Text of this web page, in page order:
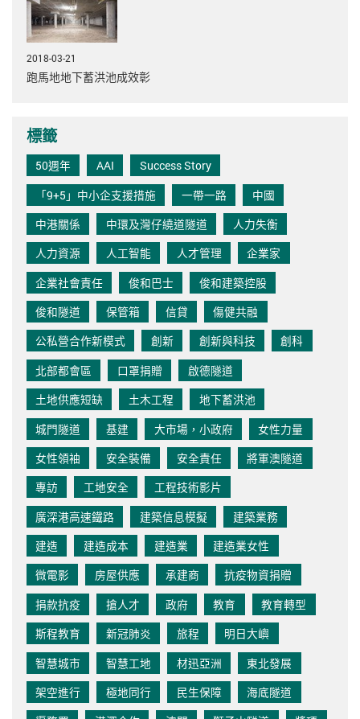
2018-03-21
跑馬地地下蓄洪池成效彰
標籤
50週年 AAI
Success Story
「9+5」中小企支援措施
一帶一路
中國
中港關係
中環及灣仔繞道隧道
人力失衡
人力資源
人工智能 人才管理
企業家
企業社會責任
俊和巴士
俊和建築控股
俊和隧道
保管箱 信貸
傷健共融
公私營合作新模式
創新 創新與科技
創科
北部都會區
口罩捐贈
啟德隧道
土地供應短缺
土木工程
地下蓄洪池
城門隧道
基建 大市場，小政府
女性力量
女性領袖
安全裝備 安全責任
將軍澳隧道
專訪
工地安全
工程技術影片
廣深港高速鐵路
建築信息模擬
建築業務
建造
建造成本 建造業
建造業女性
微電影
房屋供應 承建商
抗疫物資捐贈
捐款抗疫
搶人才 政府 教育
教育轉型
斯程教育
新冠肺炎 旅程
明日大嶼
智慧城市
智慧工地 材迅亞洲
東北發展
架空進行
極地同行 民生保障
海底隧道